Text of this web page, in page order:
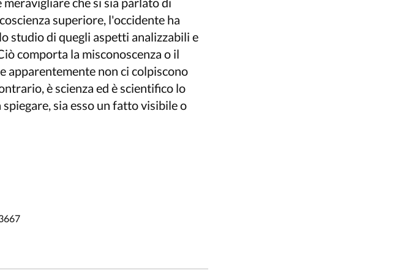
superiore, l'occidente ha
studio di quegli aspetti analizzabili e
comporta la misconoscenza o il
apparentemente non ci colpiscono
è scienza ed è scientifico lo
sia esso un fatto visibile o